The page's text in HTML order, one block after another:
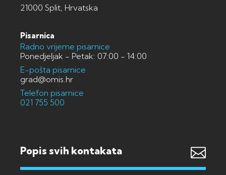
21000 Split, Hrvatska
Pisarnica
Radno vrijeme pisarnice
Ponedjeljak - Petak: 07:00 - 14:00
E-pošta pisarnice
grad@omis.hr
Telefon pisarnice
021 755 500
Popis svih kontakata